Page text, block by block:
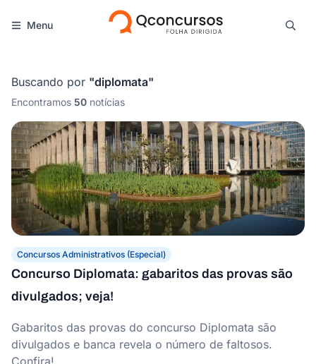
Menu
Buscando por "diplomata"
Encontramos 50 notícias
Concursos Administrativos (Especial)
Concurso Diplomata: gabaritos das provas são
divulgados; veja!
Gabaritos das provas do concurso Diplomata são
divulgados e banca revela o número de faltosos.
Confira!